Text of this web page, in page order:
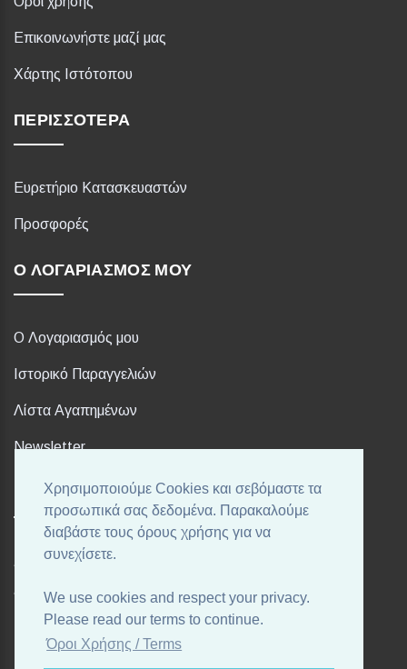
Χρησιμοποιούμε Cookies και σεβόμαστε τα
προσωπικά σας δεδομένα. Παρακαλούμε
διαβάστε τους όρους χρήσης για να
συνεχίσετε.
We use cookies and respect your privacy.
Please read our terms to continue.
Όροι Χρήσης / Terms
Επικοινωνήστε μαζί μας
Χάρτης Ιστότοπου
ΠΕΡΙΣΣΌΤΕΡΑ
Ευρετήριο Κατασκευαστών
Προσφορές
Ο ΛΟΓΑΡΙΑΣΜΌΣ ΜΟΥ
Ο Λογαριασμός μου
Ιστορικό Παραγγελιών
Λίστα Αγαπημένων
Newsletter
FOLLOW US
Ακολουθήστε μας στα αγαπημένα σας Social Media!